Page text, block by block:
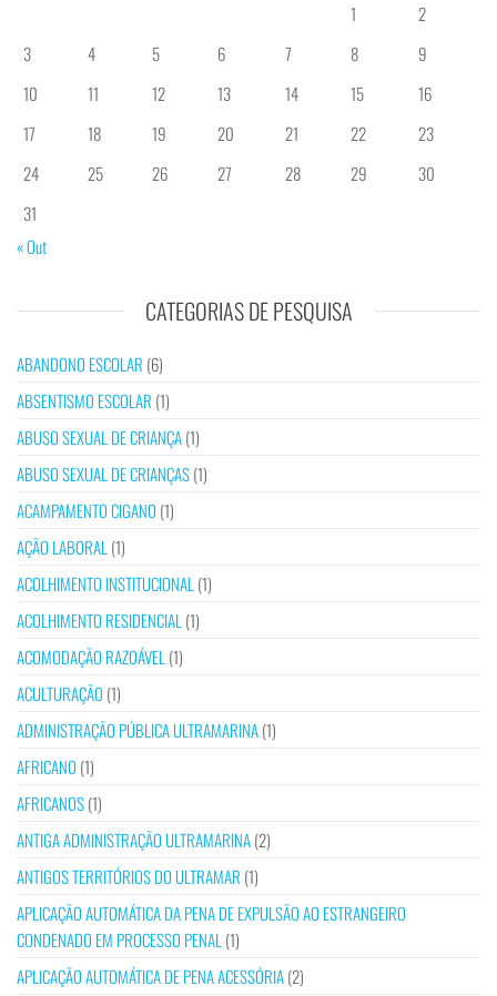
1
2
3
4 5 6 7 8
9
10
11 12 13 14 15
16
17
18 19 20 21 22
23
24
25 26 27 28 29
30
31
« Out
CATEGORIAS DE PESQUISA
ABANDONO ESCOLAR (6)
ABSENTISMO ESCOLAR (1)
ABUSO SEXUAL DE CRIANÇA(1)
ABUSO SEXUAL DE CRIANÇAS(1)
ACAMPAMENTO CIGANO (1)
AÇÃO LABORAL (1)
ACOLHIMENTO INSTITUCIONAL (1)
ACOLHIMENTO RESIDENCIAL (1)
ACOMODAÇÃO RAZOÁVEL (1)
ACULTURAÇÃO (1)
ADMINISTRAÇÃO PÚBLICA ULTRAMARINA(1)
AFRICANO (1)
AFRICANOS(1)
ANTIGA ADMINISTRAÇÃO ULTRAMARINA(2)
ANTIGOS TERRITÓRIOS DO ULTRAMAR (1)
APLICAÇÃO AUTOMÁTICA DA PENA DE EXPULSÃO AO ESTRANGEIRO
CONDENADO EM PROCESSO PENAL (1)
APLICAÇÃO AUTOMÁTICA DE PENA ACESSÓRIA(2)